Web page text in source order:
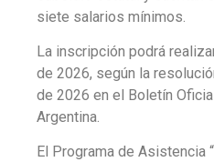
siete salarios mínimos.
La inscripción podrá
de 2026, según la
de 2026 en el Boletín
Argentina.
El Programa de Asistencia